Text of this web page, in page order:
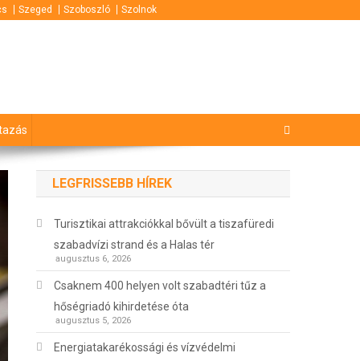
Szeged Szoboszló Szolnok
LEGFRISSEBB HÍREK
Turisztikai attrakciókkal bővült a tiszafüredi
szabadvízi strand és a Halas tér
augusztus 6, 2026
Csaknem 400 helyen volt szabadtéri tűz a
hőségriadó kihirdetése óta
augusztus 5, 2026
Energiatakarékossági és vízvédelmi